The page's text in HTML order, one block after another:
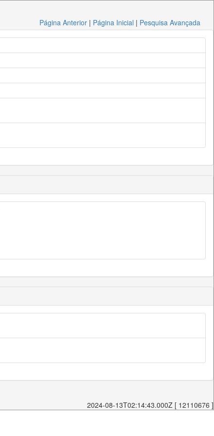
Página Anterior | Página Inicial | Pesquisa Avançada
2024-08-13T02:14:43.000Z [ 12110676 ]